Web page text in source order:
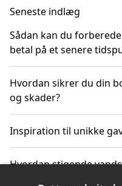
Seneste indlæg
Sådan kan du
betal på et senere
Hvordan sikrer du din
og skader?
Inspiration til unikke
Hvordan stigende